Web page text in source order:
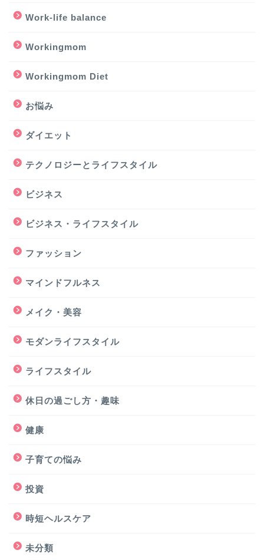
Work-life balance
Workingmom
Workingmom Diet
お悩み
ダイエット
テクノロジーとライフスタイル
ビジネス
ビジネス・ライフスタイル
ファッション
マインドフルネス
メイク・美容
モダンライフスタイル
ライフスタイル
休日の過ごし方・趣味
健康
子育ての悩み
投資
時短ヘルスケア
未分類